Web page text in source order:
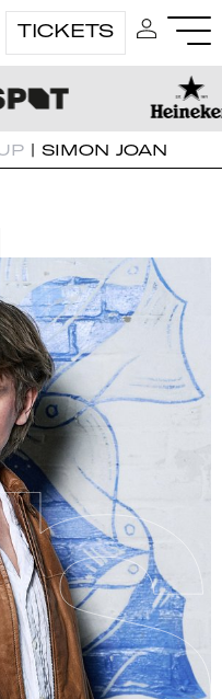
TICKETS
| SIMON JOAN